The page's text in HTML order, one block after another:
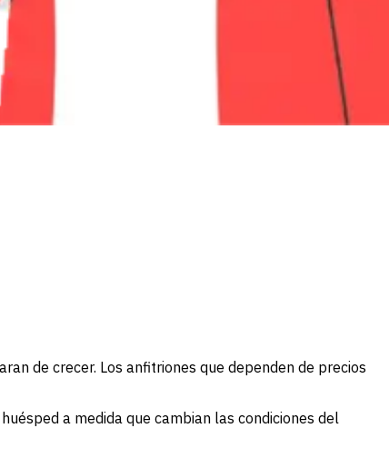
de crecer. Los anfitriones que dependen de precios
a medida que cambian las condiciones del